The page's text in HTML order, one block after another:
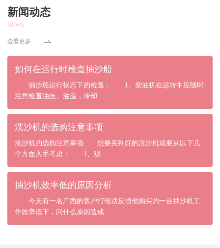
新闻动态
NEWS
查看更多
如何在运行时检查抽沙船
抽沙船运行状态下的检查： 1、柴油机在运转中应随时
注意检查油压、油温，冷却
洗沙机的选购注意事项
洗沙机的选购注意事项 想要买到好的洗沙机就要从以下几
个方面入手考虑： 1、观
抽沙机效率低的原因分析
今天有一名广西的客户打电话反馈他购买的一台抽沙机工
作效率低下，问什么原因造成